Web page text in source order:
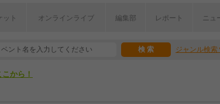
ット オンラインライブ 編集部 レポート ニュ
ジャンル検索
半期編発表！
から！